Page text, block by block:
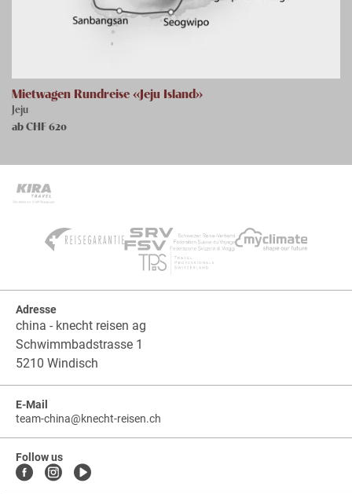
Mietwagen Rundreise «Jeju Island»
Jeju
ab CHF620
Adresse
china - knecht reisen ag
Schwimmbadstrasse 1
5210 Windisch
E-Mail
team-china@knecht-reisen.ch
Follow us